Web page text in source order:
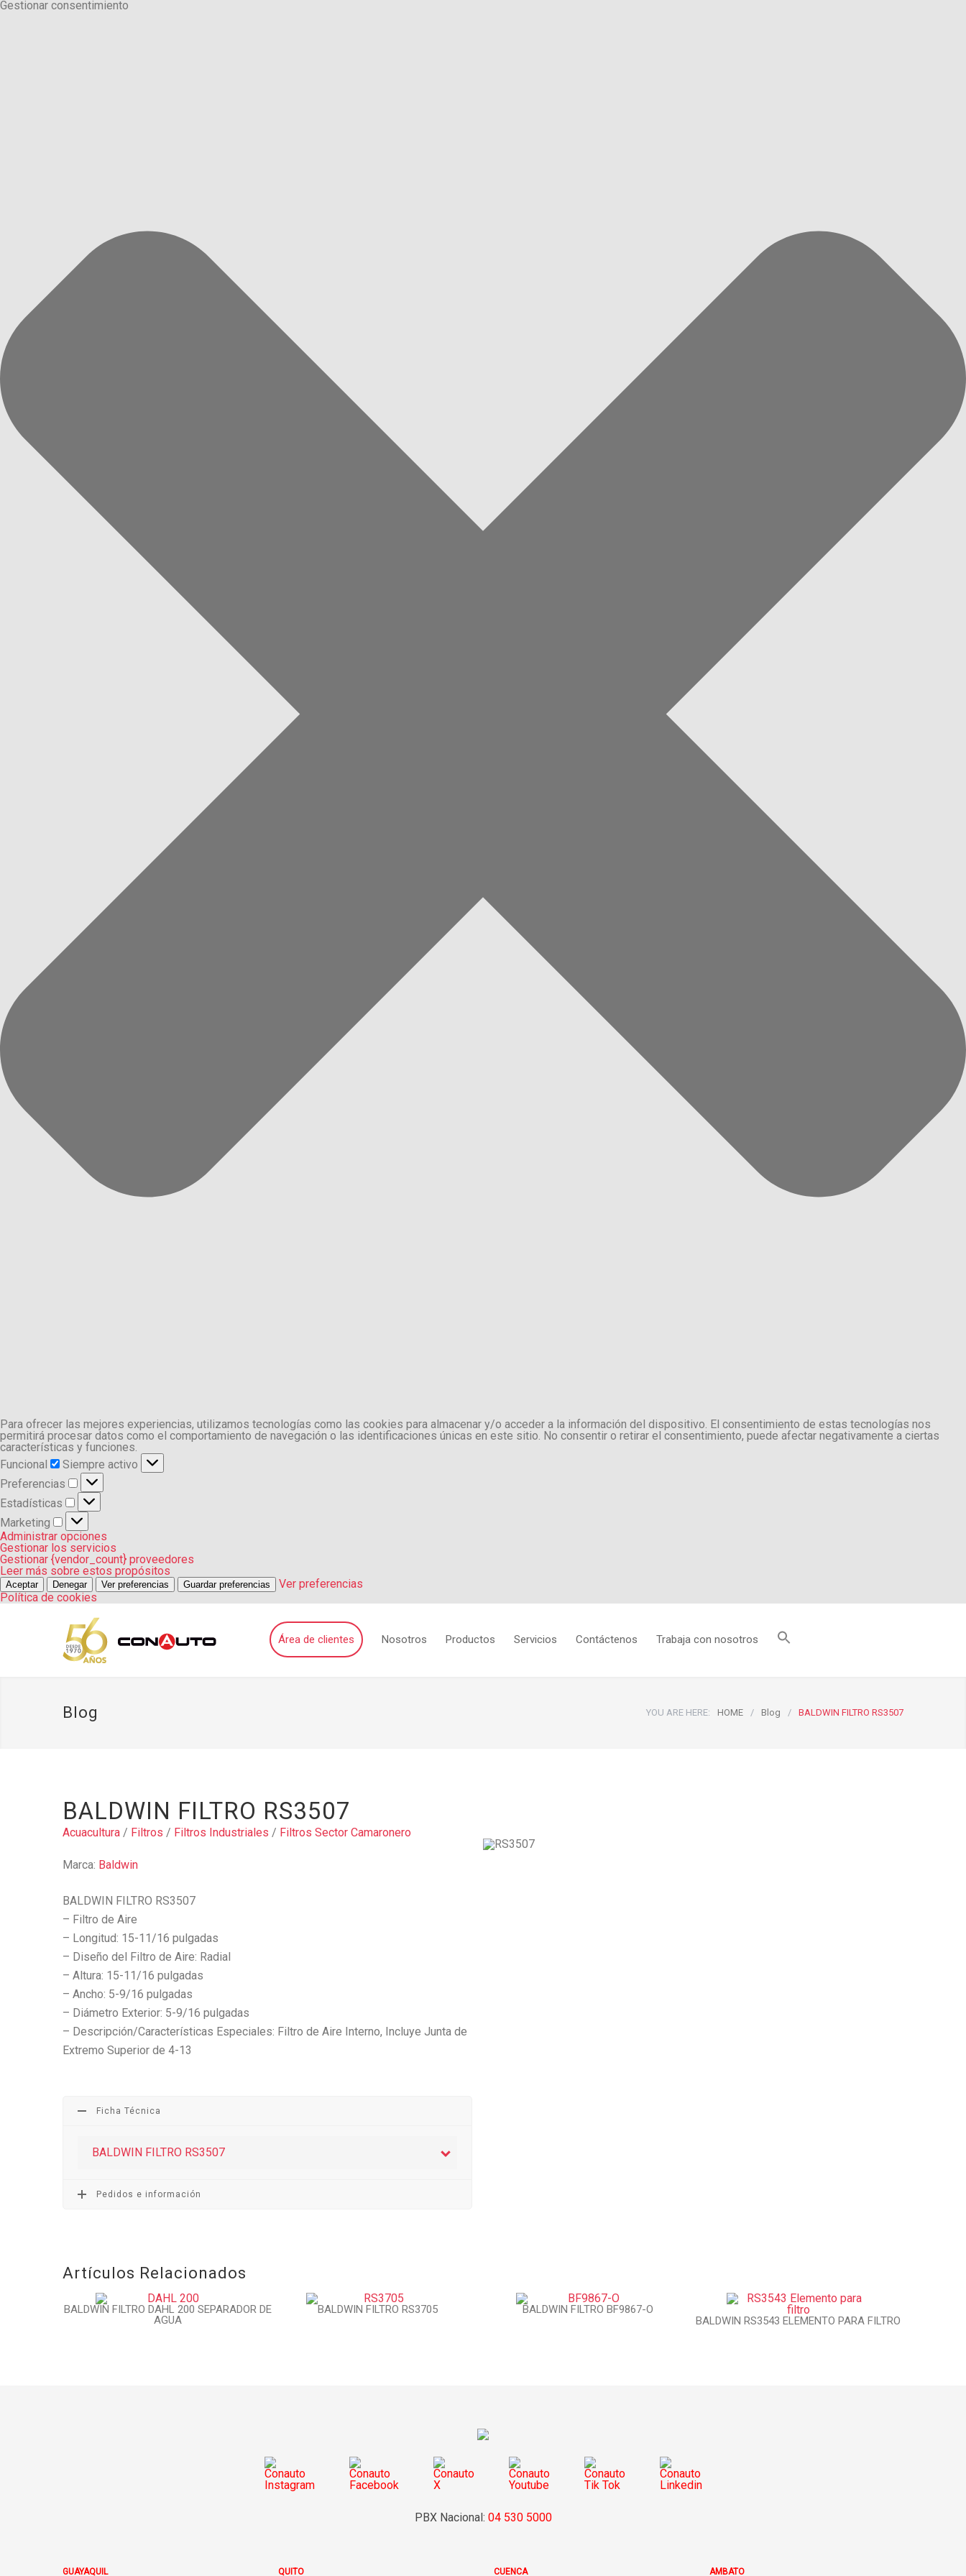
Gestionar consentimiento
Para ofrecer las mejores experiencias, utilizamos tecnologías como las cookies para almacenar y/o acceder a la información del dispositivo. El consentimiento de estas tecnologías nos
permitirá procesar datos como el comportamiento de navegación o las identificaciones únicas en este sitio. No consentir o retirar el consentimiento, puede afectar negativamente a ciertas
características y funciones.
Funcional
Funcional
Siempre activo
Preferencias
Preferencias
Estadísticas
Estadísticas
Marketing
Marketing
Administrar opciones
Gestionar los servicios
Gestionar {vendor_count} proveedores
Leer más sobre estos propósitos
Aceptar Denegar Ver preferencias Guardar preferencias
Ver preferencias
Política de cookies
Área de clientes Nosotros Productos Servicios Contáctenos Trabaja con nosotros
Blog YOU ARE HERE: HOME / Blog / BALDWIN FILTRO RS3507
BALDWIN FILTRO RS3507
Acuacultura / Filtros / Filtros Industriales / Filtros Sector Camaronero
Marca: Baldwin
BALDWIN FILTRO RS3507
– Filtro de Aire
– Longitud: 15-11/16 pulgadas
– Diseño del Filtro de Aire: Radial
– Altura: 15-11/16 pulgadas
– Ancho: 5-9/16 pulgadas
– Diámetro Exterior: 5-9/16 pulgadas
– Descripción/Características Especiales: Filtro de Aire Interno, Incluye Junta de
Extremo Superior de 4-13
Ficha Técnica
BALDWIN FILTRO RS3507
Pedidos e información
Artículos Relacionados
BALDWIN FILTRO DAHL 200 SEPARADOR DE
AGUA
BALDWIN FILTRO RS3705
BALDWIN FILTRO BF9867-O
BALDWIN RS3543 ELEMENTO PARA FILTRO
PBX Nacional: 04 530 5000
GUAYAQUIL QUITO CUENCA AMBATO